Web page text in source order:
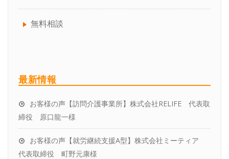
就業規則の作成、見直し
介護職員等処遇改善加算の取得、区分アップ、
パートナーをお探しの税理士さんへ
社労士変更をお考えの方へ
共同生活援助
失敗しない！「介護サービス事業者指定」の代
行業者の選び方
代表プロフィール
アクセス
お客様の声
無料相談
最新情報
お客様の声【訪問介護事業所】株式会社RELIFE 代表取
締役 原口龍一様
お客様の声【就労継続支援A型】株式会社ミーティア
代表取締役 町野元康様